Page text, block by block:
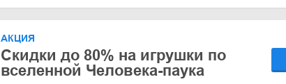
АКЦИЯ
Скидки до 80% на игрушки по
вселенной Человека-паука